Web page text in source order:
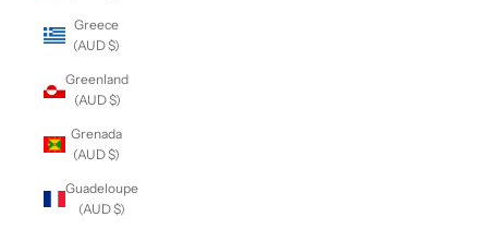
Greece
(AUD $)
Greenland
(AUD $)
Grenada
(AUD $)
Guadeloupe
(AUD $)